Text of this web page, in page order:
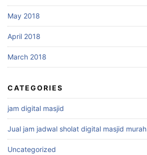
May 2018
April 2018
March 2018
CATEGORIES
jam digital masjid
Jual jam jadwal sholat digital masjid murah
Uncategorized